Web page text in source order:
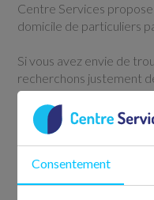
Consentement
Centre Services
domicile de particuliers
Si vous avez envie de
recherchons justement
Voir l'offre
Aide ménager / aide